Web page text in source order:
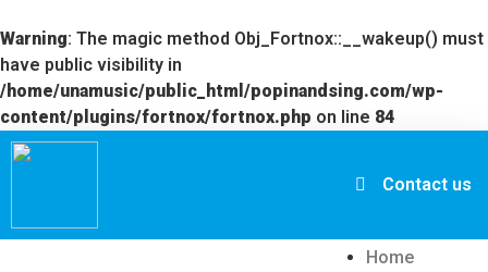
Warning: The magic method Obj_Fortnox::__wakeup() must
have public visibility in
/home/unamusic/public_html/popinandsing.com/wp-
content/plugins/fortnox/fortnox.php on line 84
Contact us
Home